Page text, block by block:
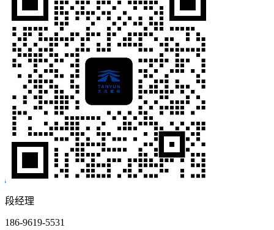
段经理
186-9619-5531